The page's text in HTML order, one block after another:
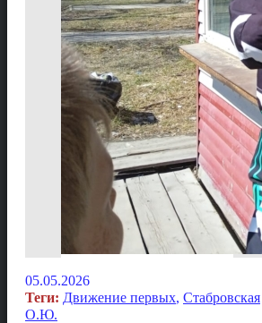
05.05.2026
Теги: Движение первых, Стабровская
О.Ю.